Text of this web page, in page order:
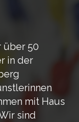
über 50
in der
mit Haus
sind